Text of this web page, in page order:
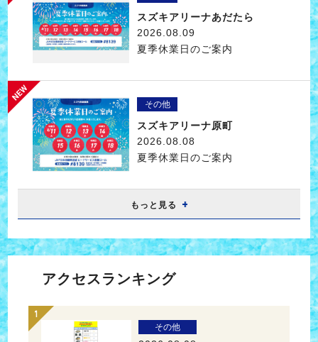
スズキアリーナあだたら
2026.08.09
夏季休業日のご案内
その他
スズキアリーナ原町
2026.08.08
夏季休業日のご案内
もっと見る
アクセスランキング
その他